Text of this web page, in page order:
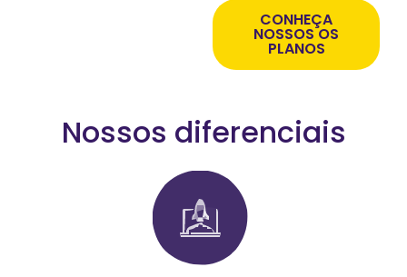
CONHEÇA
NOSSOS OS
PLANOS
Nossos diferenciais